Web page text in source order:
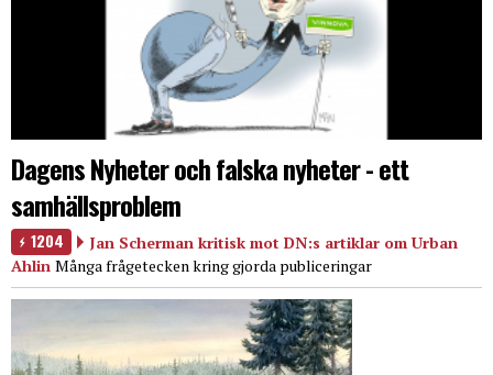
Dagens Nyheter och falska nyheter - ett
samhällsproblem
1204
Jan Scherman kritisk mot DN:s artiklar om Urban
Ahlin Många frågetecken kring gjorda publiceringar